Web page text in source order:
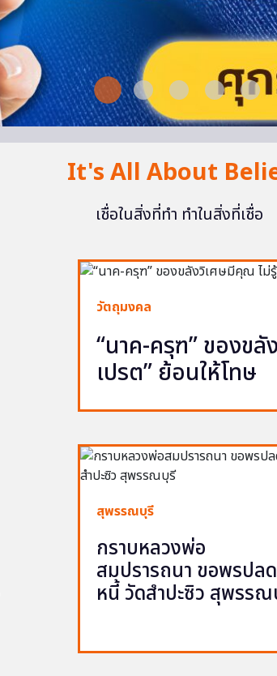
It's All About
เชื่อในสิ่งที่ทำ ทำในสิ่งที่เชื่อ
วัตถุมงคล
“นาค-ครุฑ” ของข
เปรต” ย้อนให้โทษ
สุพรรณบุรี
กราบหลวงพ่อ
สมปรารถนา ขอพรปลด
หนี้ วัดสำปะซิว สุพรร